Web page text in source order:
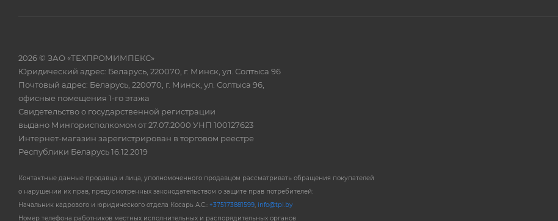
2026 © ЗАО «ТЕХПРОМИМПЕКС»
Юридический адрес: Беларусь, 220070, г. Минск, ул. Солтыса 96
Почтовый адрес: Беларусь, 220070, г. Минск, ул. Солтыса 96,
офисные помещения 1-го этажа
Свидетельство о государственной регистрации
выдано Мингорисполкомом от 27.07.2000 УНП 100127623
Интернет-магазин зарегистрирован в торговом реестре
Республики Беларусь 16.12.2019
Контактные данные продавца и лица, уполномоченного продавцом рассматривать обращения покупателей
о нарушении их прав, предусмотренных законодательством о защите прав потребителей:
Начальник кадрового и юридического отдела Косарь А.С.: +375173881599, info@tpi.by
Номер телефона работников местных исполнительных и распорядительных органов